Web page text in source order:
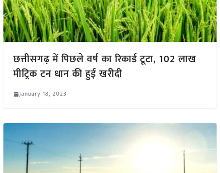
छत्तीसगढ़ में पिछले वर्ष का रिकार्ड टूटा, 102 लाख
मीट्रिक टन धान की हुई खरीदी
January 18, 2023